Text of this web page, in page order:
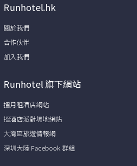
Runhotel.hk
關於我們
合作伙伴
加入我們
Runhotel 旗下網站
搵月租酒店網站
搵酒店派對場地網站
大灣區旅遊情報網
深圳大陸 Facebook 群組